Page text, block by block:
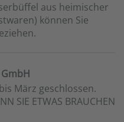
aus heimischer
können Sie
März geschlossen.
SIE ETWAS BRAUCHEN